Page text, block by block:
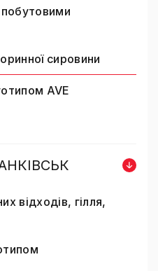
побутовими
сировини
AVE
відходів, гілля,